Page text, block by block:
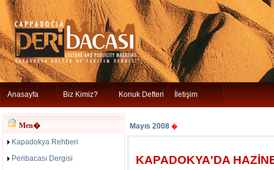
Anasayfa Biz Kimiz? Konuk Defteri İletişim
Men�
Kapadokya Rehberi
Peribacası Dergisi
Mayıs 2008 �
KAPADOKYA'DA